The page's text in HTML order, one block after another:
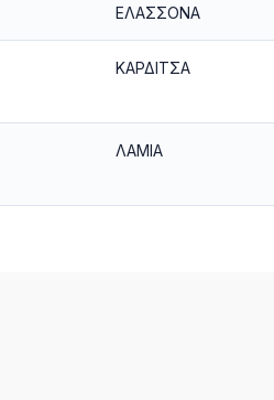
ΕΛΑΣΣΟΝΑ
ΚΑΡΔΙΤΣΑ
ΛΑΜΙΑ